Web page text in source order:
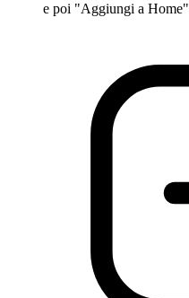
e poi "Aggiungi a Home"